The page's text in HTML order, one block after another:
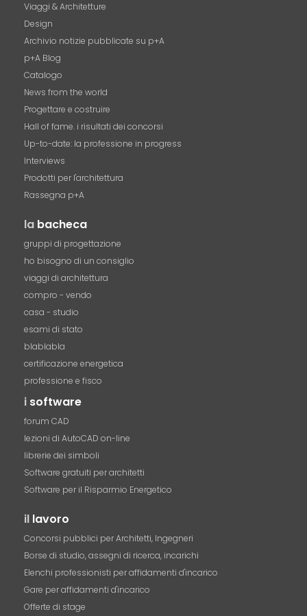
Viaggi & Architetture
Design
Archivio notizie pubblicate su p+A
p+A Blog
Catalogo
News from the world
Progettare e costruire
Hall of fame. i risultati dei concorsi
Up-to-date: la professione in progress
Interviews
Prodotti per l'architettura
Rassegna p+A
la bacheca
gruppi di progettazione
ho bisogno di un consiglio
viaggi di architettura
compro - vendo
casa - studio
esami di stato
blablabla
certificazione energetica
professione e fisco
i software
forum CAD
lezioni di AutoCAD on-line
librerie dei simboli
Software gratuiti per architetti
Software per il Risparmio Energetico
il lavoro
Concorsi pubblici per Architetti, Ingegneri
Borse di studio, assegni di ricerca, incarichi
Elenchi professionisti per affidamenti d'incarico
Gare per affidamenti d'incarico
Offerte di stage